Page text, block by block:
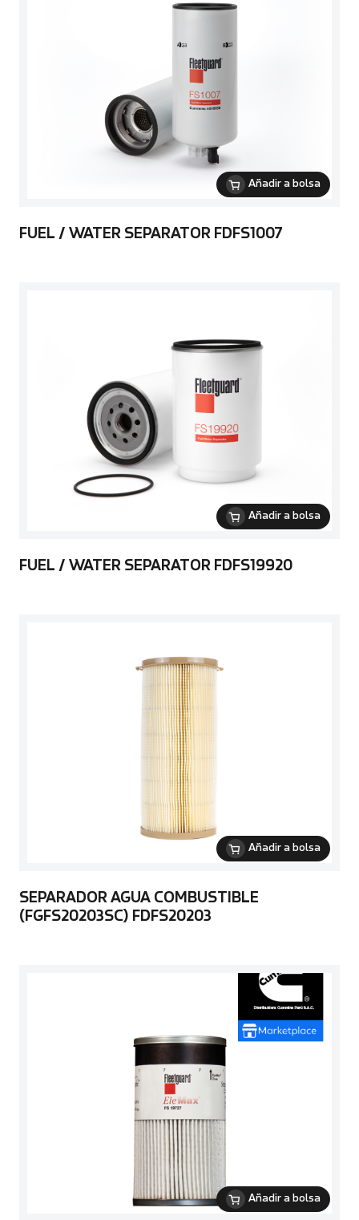
Añadir a bolsa
FUEL / WATER SEPARATOR FDFS1007
Añadir a bolsa
FUEL / WATER SEPARATOR FDFS19920
Añadir a bolsa
SEPARADOR AGUA COMBUSTIBLE
(FGFS20203SC) FDFS20203
Añadir a bolsa